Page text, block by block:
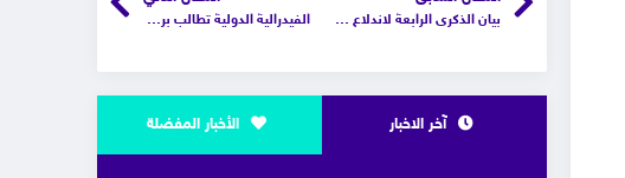
بيان الذكرى الرابعة لاندلاع الحرب في السودان الفيدرالية الدولية تطالب بريطانيا بعدم تسليم محمد حسنة وضمان محاكمته العادلة
آخر الاخبار الأخبار المفضلة